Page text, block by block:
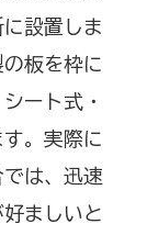
設置しま
板を枠に
ート式・
。実際に
は、迅速
ましいと